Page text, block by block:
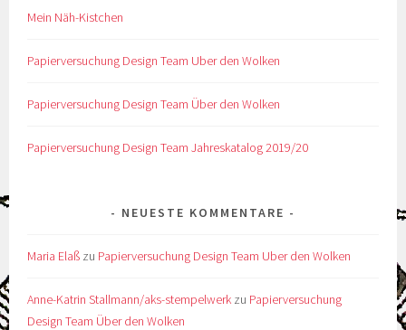
Mein Näh-Kistchen
Papierversuchung Design Team Uber den Wolken
Papierversuchung Design Team Über den Wolken
Papierversuchung Design Team Jahreskatalog 2019/20
NEUESTE KOMMENTARE
Maria Elaß zu Papierversuchung Design Team Uber den Wolken
Anne-Katrin Stallmann/aks-stempelwerk zu Papierversuchung
Design Team Über den Wolken